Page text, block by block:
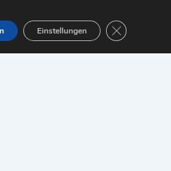
Einstellungen GDPR